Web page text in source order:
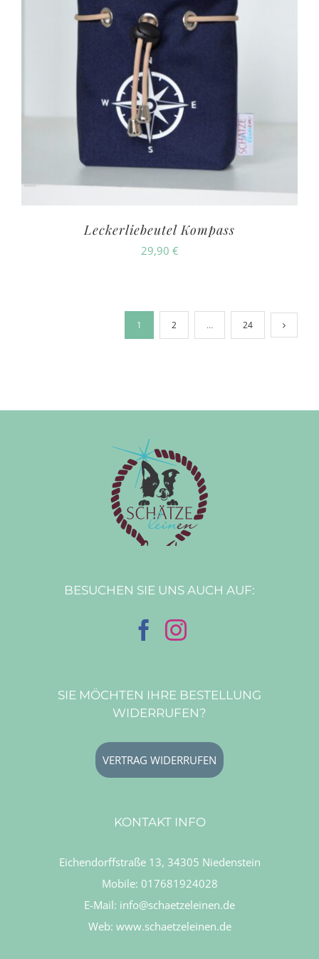
Leckerliebeutel Kompass
29,90 €
1 2 … 24
BESUCHEN SIE UNS AUCH AUF:
SIE MÖCHTEN IHRE BESTELLUNG
WIDERRUFEN?
VERTRAG WIDERRUFEN
KONTAKT INFO
Eichendorffstraße 13, 34305 Niedenstein
Mobile: 017681924028
E-Mail: info@schaetzeleinen.de
Web: www.schaetzeleinen.de